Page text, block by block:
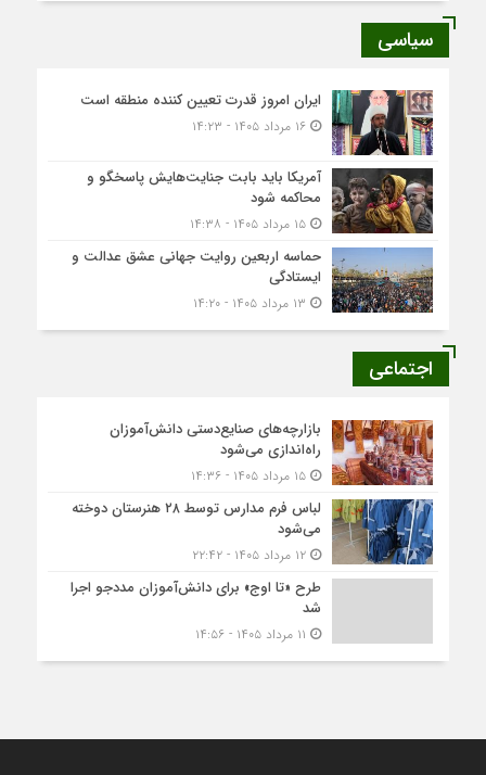
سیاسی
ایران امروز قدرت تعیین کننده منطقه است
۱۶ مرداد ۱۴۰۵ - ۱۴:۲۳
آمریکا باید بابت جنایت‌هایش پاسخگو و
محاکمه شود
۱۵ مرداد ۱۴۰۵ - ۱۴:۳۸
حماسه اربعین روایت جهانی عشق عدالت و
ایستادگی
اجتماعی
بازارچه‌های صنایع‌دستی دانش‌آموزان
راه‌اندازی می‌شود
۱۵ مرداد ۱۴۰۵ - ۱۴:۳۶
لباس فرم مدارس توسط ۲۸ هنرستان‌ دوخته
می‌شود
۱۲ مرداد ۱۴۰۵ - ۲۲:۴۲
طرح «تا اوج» برای دانش‌آموزان مددجو اجرا
شد